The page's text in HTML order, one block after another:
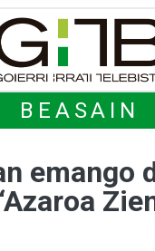
BEASAIN
emango